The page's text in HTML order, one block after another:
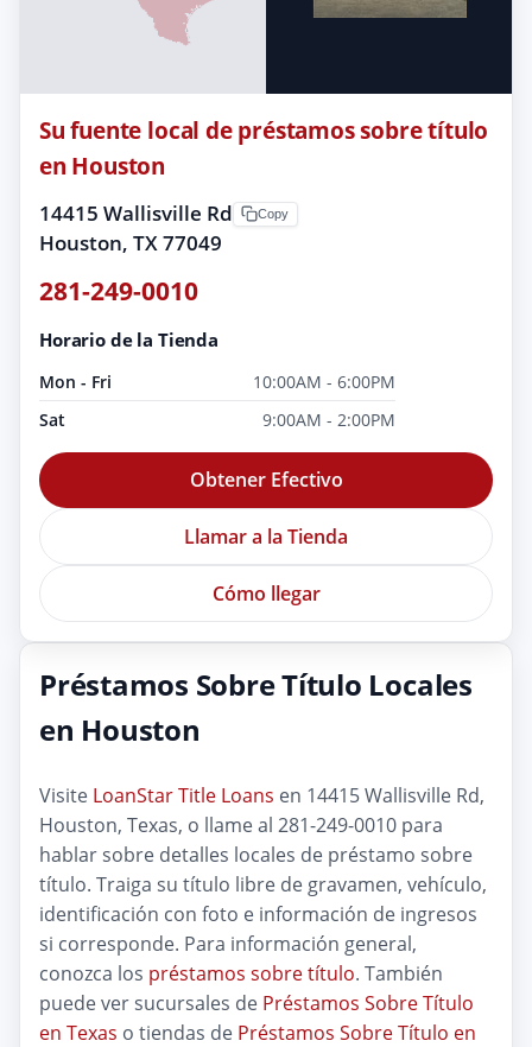
Su fuente local de préstamos sobre título
en Houston
14415 Wallisville Rd
Houston, TX 77049
Copy
281-249-0010
Horario de la Tienda
Mon - Fri
10:00AM - 6:00PM
Sat
9:00AM - 2:00PM
Obtener Efectivo
Llamar a la Tienda
Cómo llegar
Préstamos Sobre Título Locales
en Houston
Visite LoanStar Title Loans en 14415 Wallisville Rd,
Houston, Texas, o llame al 281-249-0010 para
hablar sobre detalles locales de préstamo sobre
título. Traiga su título libre de gravamen, vehículo,
identificación con foto e información de ingresos
si corresponde. Para información general,
conozca los préstamos sobre título. También
puede ver sucursales de Préstamos Sobre Título
en Texas o tiendas de Préstamos Sobre Título en